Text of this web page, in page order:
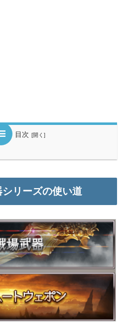
目次
リーズの使い道